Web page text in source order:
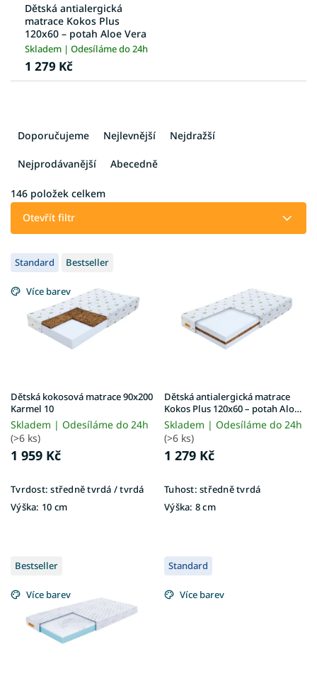
Dětská antialergická
matrace Kokos Plus
120x60 – potah Aloe Vera
Skladem | Odesíláme do 24h
1 279 Kč
í
p
d
u
k
Doporučujeme Nejlevnější Nejdražší
Nejprodávanější Abecedně
146 položek celkem
Otevřít filtr
V
ý
p
i
u
k
t
ů
Standard Bestseller
Více barev
Dětská kokosová matrace 90x200
Karmel 10
Skladem | Odesíláme do 24h
(>6 ks)
1 959 Kč
Tvrdost: středně tvrdá / tvrdá
Výška: 10 cm
Dětská antialergická matrace
Kokos Plus 120x60 – potah Aloe
Vera
Skladem | Odesíláme do 24h
(>6 ks)
1 279 Kč
Tuhost: středně tvrdá
Výška: 8 cm
Bestseller
Více barev
Standard
Více barev